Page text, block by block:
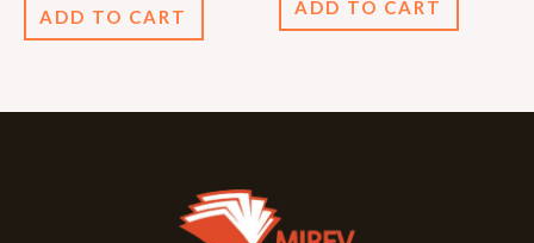
ADD TO CART ADD TO CART